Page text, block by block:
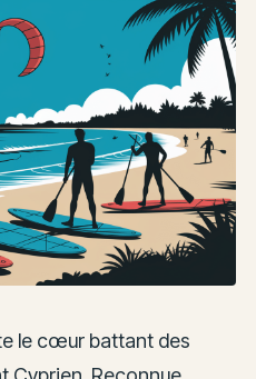
le cœur battant des